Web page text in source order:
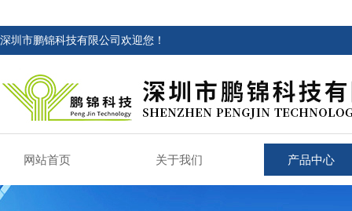
深圳市鹏锦科技有限公司欢迎您！
网站首页 关于我们 产品中心